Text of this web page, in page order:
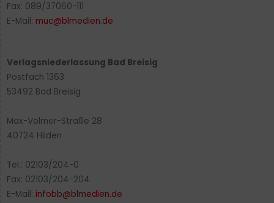
Fax: 089/37060-111
E-Mail: muc@blmedien.de
Verlagsniederlassung Bad Breisig
Postfach 1363
53492 Bad Breisig
Max-Volmer-Straße 28
40724 Hilden
Tel.: 02103/204-0
Fax: 02103/204-204
E-Mail: infobb@blmedien.de